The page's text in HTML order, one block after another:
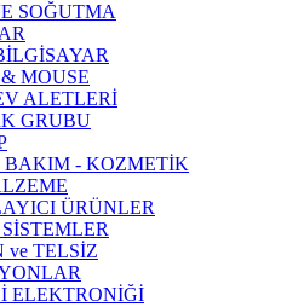
SOĞUTMA
MOUSE
ALETLERİ
GRUBU
BAKIM - KOZMETİK
ÜRÜNLER
ve TELSİZ
ELEKTRONİĞİ